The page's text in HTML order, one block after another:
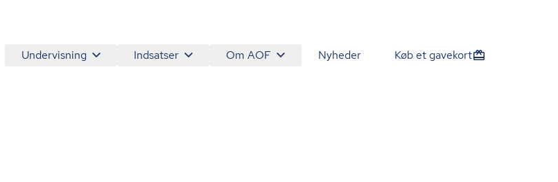
Undervisning Indsatser Om AOF Nyheder Køb et gavekort